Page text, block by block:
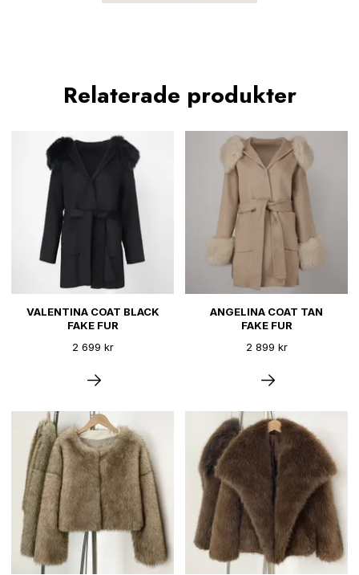
Relaterade produkter
VALENTINA COAT BLACK
FAKE FUR
2 699 kr
ANGELINA COAT TAN
FAKE FUR
2 899 kr